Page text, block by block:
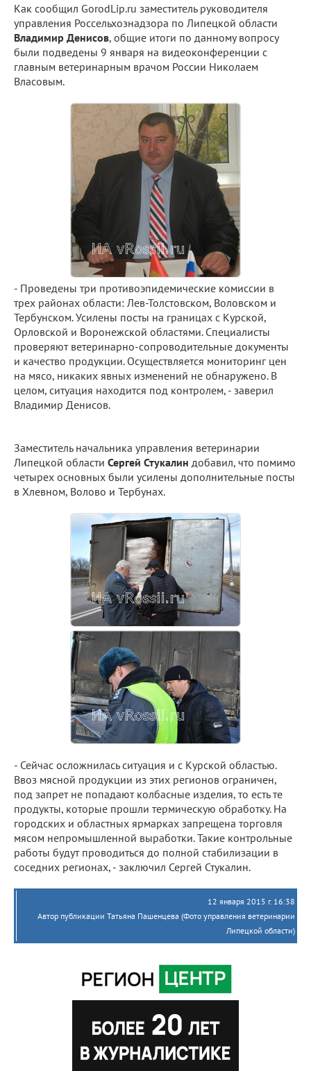
Как сообщил GorodLip.ru заместитель руководителя
управления Россельхознадзора по Липецкой области
Владимир Денисов, общие итоги по данному вопросу
были подведены 9 января на видеоконференции с
главным ветеринарным врачом России Николаем
Власовым.
- Проведены три противоэпидемические комиссии в
трех районах области: Лев-Толстовском, Воловском и
Тербунском. Усилены посты на границах с Курской,
Орловской и Воронежской областями. Специалисты
проверяют ветеринарно-сопроводительные документы
и качество продукции. Осуществляется мониторинг цен
на мясо, никаких явных изменений не обнаружено. В
целом, ситуация находится под контролем, - заверил
Владимир Денисов.
Заместитель начальника управления ветеринарии
Липецкой области Сергей Стукалин добавил, что помимо
четырех основных были усилены дополнительные посты
в Хлевном, Волово и Тербунах.
- Сейчас осложнилась ситуация и с Курской областью.
Ввоз мясной продукции из этих регионов ограничен,
под запрет не попадают колбасные изделия, то есть те
продукты, которые прошли термическую обработку. На
городских и областных ярмарках запрещена торговля
мясом непромышленной выработки. Такие контрольные
работы будут проводиться до полной стабилизации в
соседних регионах, - заключил Сергей Стукалин.
12 января 2015 г. 16:38
Автор публикации Татьяна Пашенцева (Фото управления ветеринарии
Липецкой области)